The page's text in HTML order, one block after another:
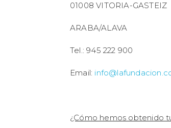
01008 VITORIA-GASTEIZ
ARABA/ALAVA
Tel.: 945 222 900
Email:
¿Cómo hemos obtenido